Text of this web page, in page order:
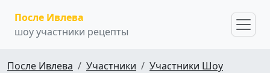
После Ивлева
шоу участники рецепты
После Ивлева Участники
Участники Шоу